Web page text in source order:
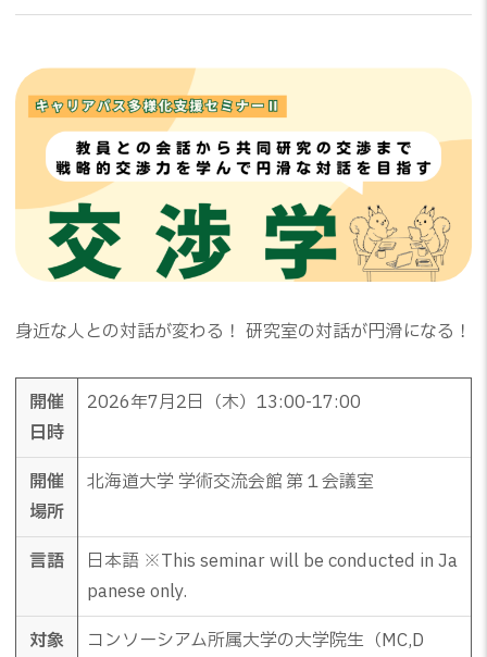
身近な人との対話が変わる！ 研究室の対話が円滑になる！
開催
日時
2026年7月2日（木）13:00-17:00
開催
場所
北海道大学 学術交流会館 第１会議室
言語
日本語 ※This seminar will be conducted in Ja
panese only.
対象
コンソーシアム所属大学の大学院生（MC,D